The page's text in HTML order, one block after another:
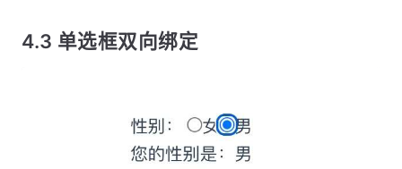
4.3 单选框双向绑定